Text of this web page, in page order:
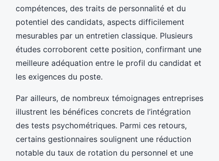
compétences, des traits de personnalité et du
potentiel des candidats, aspects difficilement
mesurables par un entretien classique. Plusieurs
études corroborent cette position, confirmant une
meilleure adéquation entre le profil du candidat et
les exigences du poste.
Par ailleurs, de nombreux témoignages entreprises
illustrent les bénéfices concrets de l’intégration
des tests psychométriques. Parmi ces retours,
certains gestionnaires soulignent une réduction
notable du taux de rotation du personnel et une